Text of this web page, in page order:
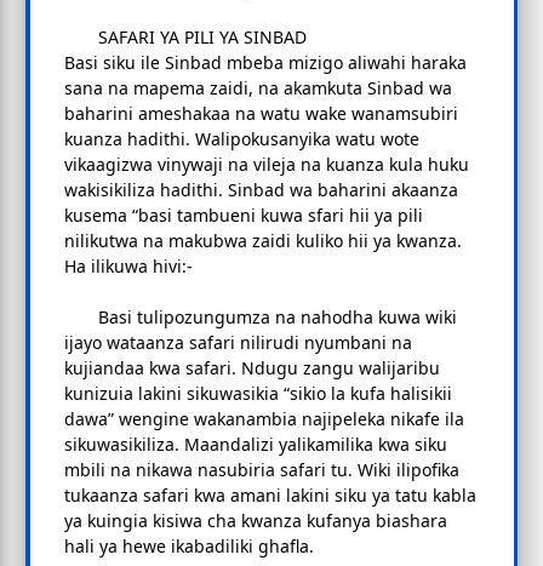
SAFARI YA PILI YA SINBAD
Basi siku ile Sinbad mbeba mizigo aliwahi haraka
sana na mapema zaidi, na akamkuta Sinbad wa
baharini ameshakaa na watu wake wanamsubiri
kuanza hadithi. Walipokusanyika watu wote
vikaagizwa vinywaji na vileja na kuanza kula huku
wakisikiliza hadithi. Sinbad wa baharini akaanza
kusema “basi tambueni kuwa sfari hii ya pili
nilikutwa na makubwa zaidi kuliko hii ya kwanza.
Ha ilikuwa hivi:-
Basi tulipozungumza na nahodha kuwa wiki
ijayo wataanza safari nilirudi nyumbani na
kujiandaa kwa safari. Ndugu zangu walijaribu
kunizuia lakini sikuwasikia “sikio la kufa halisikii
dawa” wengine wakanambia najipeleka nikafe ila
sikuwasikiliza. Maandalizi yalikamilika kwa siku
mbili na nikawa nasubiria safari tu. Wiki ilipofika
tukaanza safari kwa amani lakini siku ya tatu kabla
ya kuingia kisiwa cha kwanza kufanya biashara
hali ya hewe ikabadiliki ghafla.